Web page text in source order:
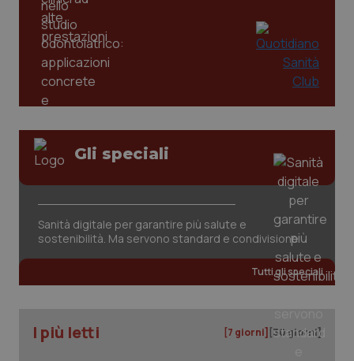
Gli speciali
Sanità digitale per garantire più salute e
sostenibilità. Ma servono standard e condivisione
Tutti gli speciali
I più letti [7 giorni] [30 giorni]
CookieScriptConsent
CookieScript
www.quotidianosanita.it
tracking-enable
www.quotidianosanita.it
2
tracking-sites-ironfish-
www.quotidianosanita.it